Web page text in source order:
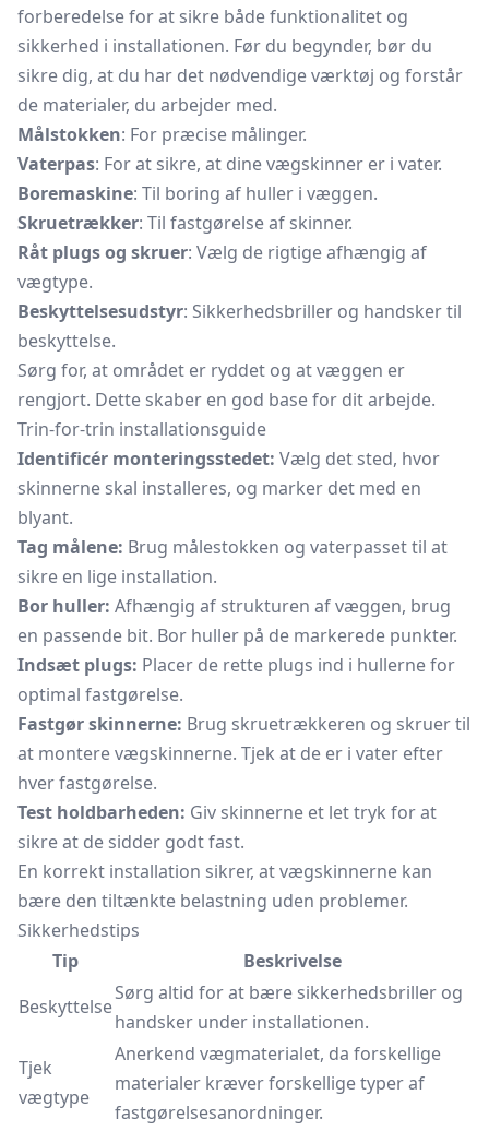
forberedelse for at sikre både funktionalitet og
sikkerhed i installationen. Før du begynder, bør du
sikre dig, at du har det nødvendige værktøj og forstår
de materialer, du arbejder med.
Målstokken: For præcise målinger.
Vaterpas: For at sikre, at dine vægskinner er i vater.
Boremaskine: Til boring af huller i væggen.
Skruetrækker: Til fastgørelse af skinner.
Råt plugs og skruer: Vælg de rigtige afhængig af
vægtype.
Beskyttelsesudstyr: Sikkerhedsbriller og handsker til
beskyttelse.
Sørg for, at området er ryddet og at væggen er
rengjort. Dette skaber en god base for dit arbejde.
Trin-for-trin installationsguide
Identificér monteringsstedet: Vælg det sted, hvor
skinnerne skal installeres, og marker det med en
blyant.
Tag målene: Brug målestokken og vaterpasset til at
sikre en lige installation.
Bor huller: Afhængig af strukturen af væggen, brug
en passende bit. Bor huller på de markerede punkter.
Indsæt plugs: Placer de rette plugs ind i hullerne for
optimal fastgørelse.
Fastgør skinnerne: Brug skruetrækkeren og skruer til
at montere vægskinnerne. Tjek at de er i vater efter
hver fastgørelse.
Test holdbarheden: Giv skinnerne et let tryk for at
sikre at de sidder godt fast.
En korrekt installation sikrer, at vægskinnerne kan
bære den tiltænkte belastning uden problemer.
Sikkerhedstips
Tip
Beskrivelse
Beskyttelse
Sørg altid for at bære sikkerhedsbriller og
handsker under installationen.
Tjek
vægtype
Anerkend vægmaterialet, da forskellige
materialer kræver forskellige typer af
fastgørelsesanordninger.